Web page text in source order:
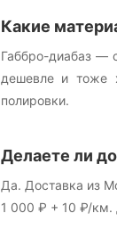
Какие
Габбро-диабаз —
дешевле и тоже
полировки.
Делаете ли
Да. Доставка из
1 000 ₽ + 10 ₽/км.